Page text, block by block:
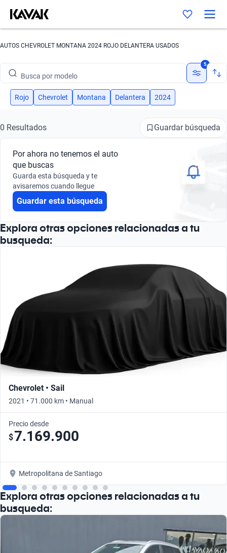
AUTOS CHEVROLET MONTANA 2024 ROJO DELANTERA USADOS
Busca por modelo
Busca por versión
Busca por marca
Busca por modelo
Busca por versión
5
Rojo Chevrolet Montana Delantera 2024
0 Resultados Guardar búsqueda
Por ahora no tenemos el auto
que buscas
Guarda esta búsqueda y te
avisaremos cuando llegue
Guardar esta búsqueda
Explora otras opciones relacionadas a tu
busqueda:
Chevrolet • Sail
2021 • 71.000 km • Manual
Precio desde
$7.169.900
Metropolitana de Santiago
Explora otras opciones relacionadas a tu
busqueda: